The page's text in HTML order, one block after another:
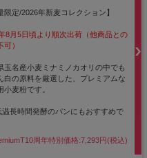
限定/2026年新麦コレクション】
8月5日頃より順次出荷（他商品との
可）
玉名産小麦ミナミノカオリの中でも
白の原料を厳選した、プレミアムな
小麦粉です。
長時間発酵のパンにもおすすめで
周年特別価格:7,293円(税込)